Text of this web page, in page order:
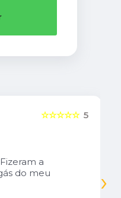
5
☆☆☆☆☆
a
do meu
›